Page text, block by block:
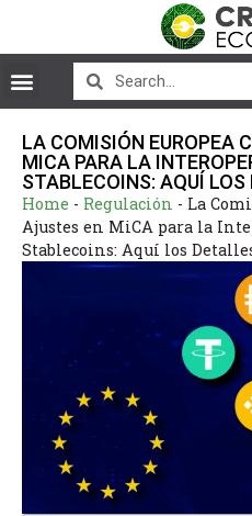
LA COMISIÓN EUROPEA
MICA PARA LA
STABLECOINS: AQUÍ LOS
Home - Regulación - La
Ajustes en MiCA para la
Stablecoins: Aquí los